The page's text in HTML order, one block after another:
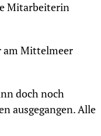
Mitarbeiterin
am Mittelmeer
doch noch
ausgegangen. Alle